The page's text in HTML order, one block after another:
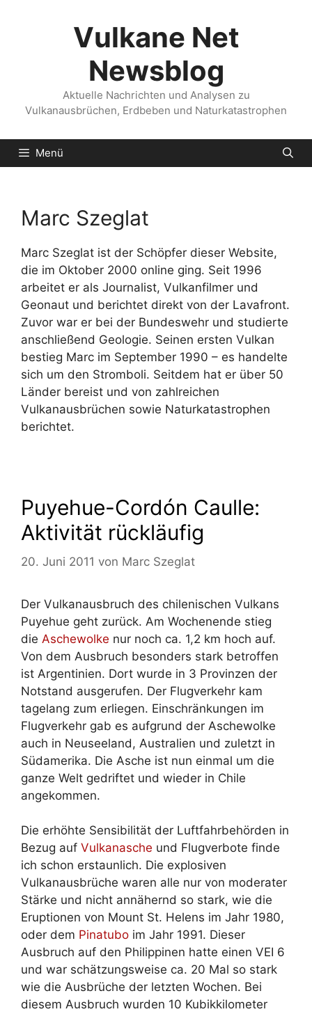
Vulkane Net
Newsblog
Aktuelle Nachrichten und Analysen zu
Vulkanausbrüchen, Erdbeben und Naturkatastrophen
Menü
Marc Szeglat
Marc Szeglat ist der Schöpfer dieser Website,
die im Oktober 2000 online ging. Seit 1996
arbeitet er als Journalist, Vulkanfilmer und
Geonaut und berichtet direkt von der Lavafront.
Zuvor war er bei der Bundeswehr und studierte
anschließend Geologie. Seinen ersten Vulkan
bestieg Marc im September 1990 – es handelte
sich um den Stromboli. Seitdem hat er über 50
Länder bereist und von zahlreichen
Vulkanausbrüchen sowie Naturkatastrophen
berichtet.
Puyehue-Cordón Caulle:
Aktivität rückläufig
20. Juni 2011 von Marc Szeglat
Der Vulkanausbruch des chilenischen Vulkans
Puyehue geht zurück. Am Wochenende stieg
die Aschewolke nur noch ca. 1,2 km hoch auf.
Von dem Ausbruch besonders stark betroffen
ist Argentinien. Dort wurde in 3 Provinzen der
Notstand ausgerufen. Der Flugverkehr kam
tagelang zum erliegen. Einschränkungen im
Flugverkehr gab es aufgrund der Aschewolke
auch in Neuseeland, Australien und zuletzt in
Südamerika. Die Asche ist nun einmal um die
ganze Welt gedriftet und wieder in Chile
angekommen.
Die erhöhte Sensibilität der Luftfahrbehörden in
Bezug auf Vulkanasche und Flugverbote finde
ich schon erstaunlich. Die explosiven
Vulkanausbrüche waren alle nur von moderater
Stärke und nicht annähernd so stark, wie die
Eruptionen von Mount St. Helens im Jahr 1980,
oder dem Pinatubo im Jahr 1991. Dieser
Ausbruch auf den Philippinen hatte einen VEI 6
und war schätzungsweise ca. 20 Mal so stark
wie die Ausbrüche der letzten Wochen. Bei
diesem Ausbruch wurden 10 Kubikkilometer